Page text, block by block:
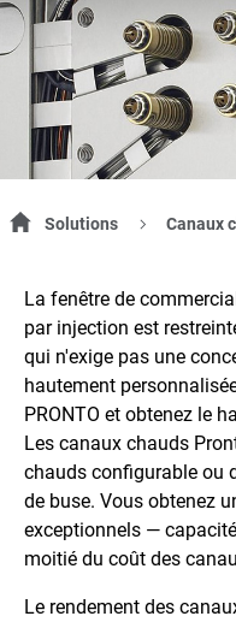
Solutions Canaux
La fenêtre de
par injection est
qui n'exige pas une
hautement
PRONTO et obtenez le
Les canaux chauds
chauds configurable ou
de buse. Vous obtenez
exceptionnels —
moitié du coût des
Le rendement des